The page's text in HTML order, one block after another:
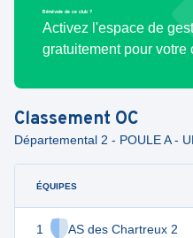
Bénévole de ce club ?
Activez l'espace de
gratuitement pour votre
Classement OC
Départemental 2 - POULE A -
ÉQUIPES
1 AS des Chartreux 2
59